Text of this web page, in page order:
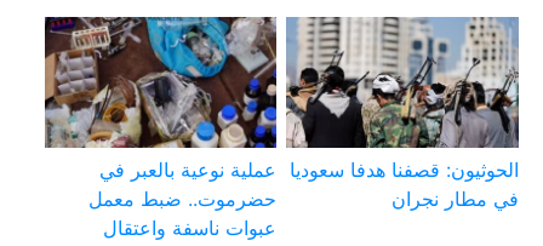
الحوثيون: قصفنا هدفا سعوديا
في مطار نجران
عملية نوعية بالعبر في
حضرموت.. ضبط معمل
عبوات ناسفة واعتقال